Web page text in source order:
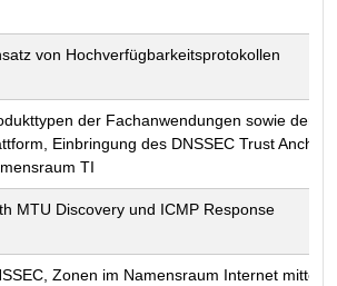
von Hochverfügbarkeitsprotokollen
der Fachanwendungen sowie der
Einbringung des DNSSEC Trust Anchor
TI
MTU Discovery und ICMP Response
Zonen im Namensraum Internet mittels